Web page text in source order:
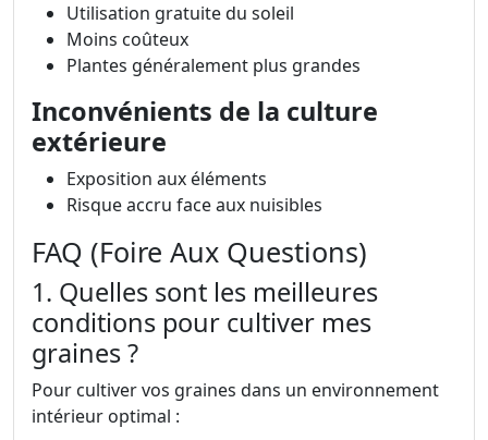
Utilisation gratuite du soleil
Moins coûteux
Plantes généralement plus grandes
Inconvénients de la culture
extérieure
Exposition aux éléments
Risque accru face aux nuisibles
FAQ (Foire Aux Questions)
1. Quelles sont les meilleures
conditions pour cultiver mes
graines ?
Pour cultiver vos graines dans un environnement
intérieur optimal :